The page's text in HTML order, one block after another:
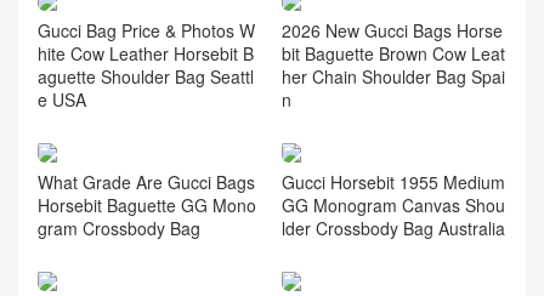
Gucci Bag Price & Photos W
hite Cow Leather Horsebit B
aguette Shoulder Bag Seattl
e USA
2026 New Gucci Bags Horse
bit Baguette Brown Cow Leat
her Chain Shoulder Bag Spai
n
What Grade Are Gucci Bags
Horsebit Baguette GG Mono
gram Crossbody Bag
Gucci Horsebit 1955 Medium
GG Monogram Canvas Shou
lder Crossbody Bag Australia